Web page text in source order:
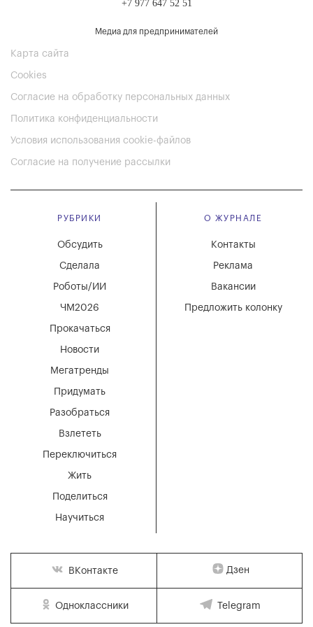
+7 977 647 52 51
Медиа для предпринимателей
Карта сайта
Cookies
Согласие на обработку персональных данных
Политика конфиденциальности
Условия использования cookie-файлов
Согласие на получение рассылки
РУБРИКИ
Мегатренды
Придумать
Разобраться
Взлететь
Новости
Переключиться
Жить
Поделиться
Научиться
Обсудить
Сделала
Роботы/ИИ
ЧМ2026
Прокачаться
О ЖУРНАЛЕ
Вакансии
Реклама
Контакты
Предложить колонку
ВКонтакте Дзен
Одноклассники Telegram